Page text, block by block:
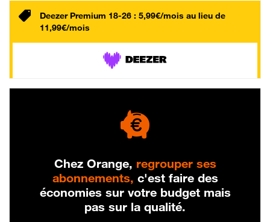
Deezer Premium 18-26 : 5,99€/mois au lieu de
11,99€/mois
Chez Orange, regrouper ses
abonnements, c'est faire des
économies sur votre budget mais
pas sur la qualité.